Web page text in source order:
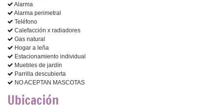
Alarma
Alarma perimetral
Teléfono
Calefacción x radiadores
Gas natural
Hogar a leña
Estacionamiento individual
Muebles de jardín
Parrilla descubierta
NO ACEPTAN MASCOTAS
Ubicación